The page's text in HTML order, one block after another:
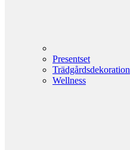
Presentset
Trädgårdsdekoration
Wellness